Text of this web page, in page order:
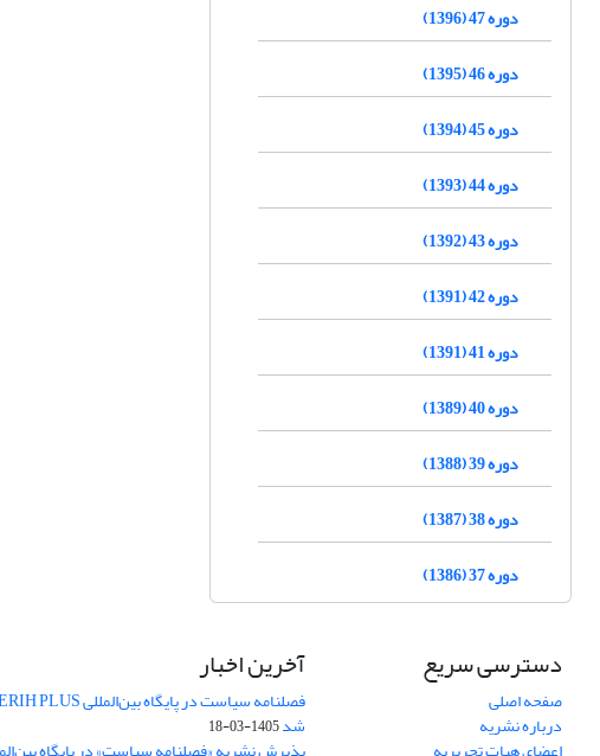
دوره 47 (1396)
دوره 46 (1395)
دوره 45 (1394)
دوره 44 (1393)
دوره 43 (1392)
دوره 42 (1391)
دوره 41 (1391)
دوره 40 (1389)
دوره 39 (1388)
دوره 38 (1387)
دوره 37 (1386)
دسترسی سریع
صفحه اصلی
درباره نشریه
آخرین اخبار
شد1405-03-18